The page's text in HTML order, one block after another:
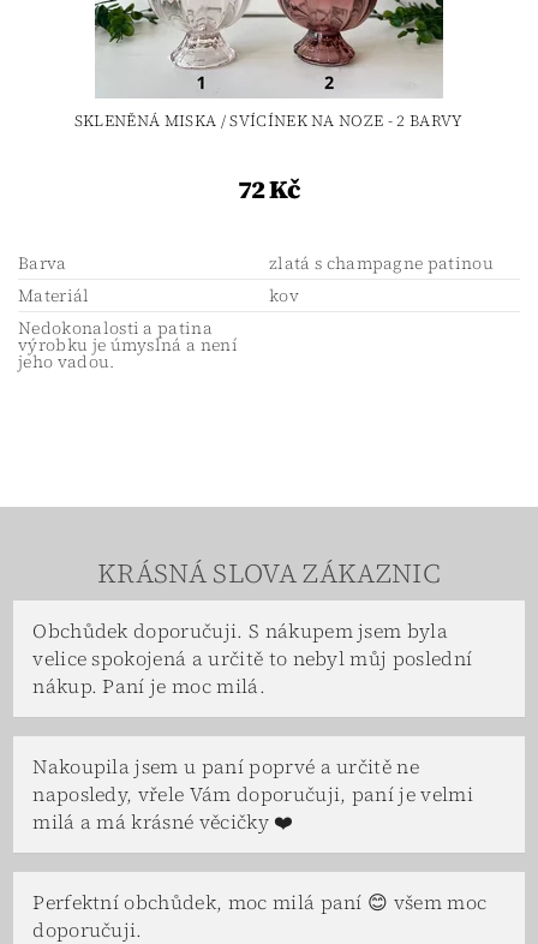
SKLENĚNÁ MISKA / SVÍCÍNEK NA NOZE - 2 BARVY
72 Kč
Barva
zlatá s champagne patinou
Materiál
kov
Nedokonalosti a patina
výrobku je úmyslná a není
jeho vadou.
KRÁSNÁ SLOVA ZÁKAZNIC
Obchůdek doporučuji. S nákupem jsem byla
velice spokojená a určitě to nebyl můj poslední
nákup. Paní je moc milá.
Nakoupila jsem u paní poprvé a určitě ne
naposledy, vřele Vám doporučuji, paní je velmi
milá a má krásné věcičky ❤️
Perfektní obchůdek, moc milá paní 😊 všem moc
doporučuji.